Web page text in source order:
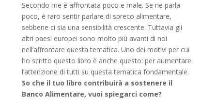
Secondo me è affrontata poco e male. Se ne parla
poco, è raro sentir parlare di spreco alimentare,
sebbene ci sia una sensibilità crescente. Tuttavia gli
altri paesi europei sono molto più avanti di noi
nell’affrontare questa tematica. Uno dei motivi per cui
ho scritto questo libro è anche questo: per aumentare
l’attenzione di tutti su questa tematica fondamentale.
So che il tuo libro contribuirà a sostenere il
Banco Alimentare, vuoi spiegarci come?